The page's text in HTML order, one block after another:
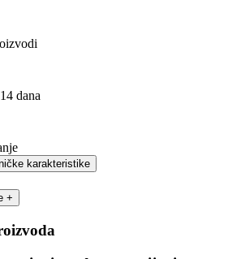
dana
karakteristike
+